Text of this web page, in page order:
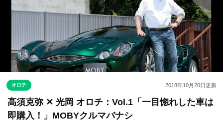
オロチ 2018年10月20日更新
高須克弥 ✕ 光岡 オロチ：Vol.1「一目惚れした車は
即購入！」MOBYクルマバナシ